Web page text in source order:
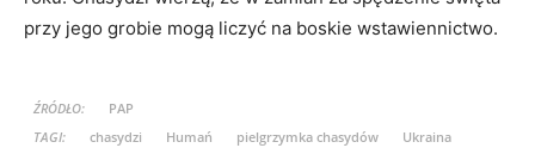
przy jego grobie mogą liczyć na boskie wstawiennictwo.
ŹRÓDŁO:
PAP
TAGI:
chasydzi Humań pielgrzymka chasydów
Ukraina